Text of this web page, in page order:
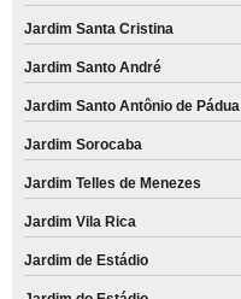
Jardim Santa Cristina
Jardim Santo André
Jardim Santo Antônio de Pádua
Jardim Sorocaba
Jardim Telles de Menezes
Jardim Vila Rica
Jardim de Estádio